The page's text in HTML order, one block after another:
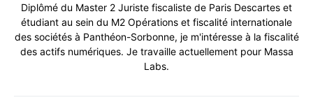
Diplômé du Master 2 Juriste fiscaliste de Paris Descartes et
étudiant au sein du M2 Opérations et fiscalité internationale
des sociétés à Panthéon-Sorbonne, je m'intéresse à la fiscalité
des actifs numériques. Je travaille actuellement pour Massa
Labs.